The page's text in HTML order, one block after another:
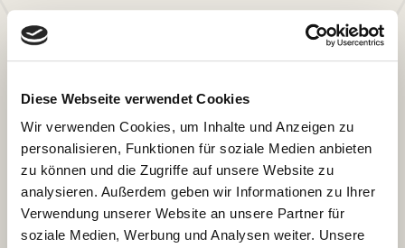
Diese Webseite verwendet Cookies
Wir verwenden Cookies, um Inhalte und Anzeigen zu
personalisieren, Funktionen für soziale Medien anbieten
zu können und die Zugriffe auf unsere Website zu
analysieren. Außerdem geben wir Informationen zu Ihrer
Verwendung unserer Website an unsere Partner für
soziale Medien, Werbung und Analysen weiter. Unsere